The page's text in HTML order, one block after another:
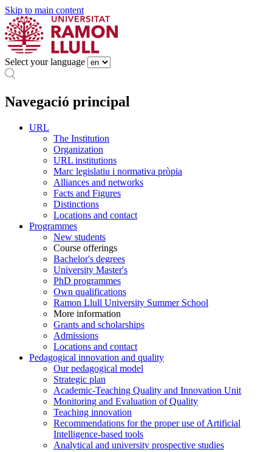
Skip to main content
Select your language
Navegació principal
URL
The Institution
Organization
URL institutions
Marc legislatiu i normativa pròpia
Alliances and networks
Facts and Figures
Distinctions
Locations and contact
Programmes
New students
Course offerings
Bachelor's degrees
University Master's
PhD programmes
Own qualifications
Ramon Llull University Summer School
More information
Grants and scholarships
Admissions
Locations and contact
Pedagogical innovation and quality
Our pedagogical model
Strategic plan
Academic-Teaching Quality and Innovation Unit
Monitoring and Evaluation of Quality
Teaching innovation
Recommendations for the proper use of Artificial
Intelligence-based tools
Analytical and university prospective studies